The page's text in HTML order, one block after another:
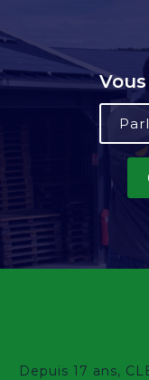
Depuis 17 ans,